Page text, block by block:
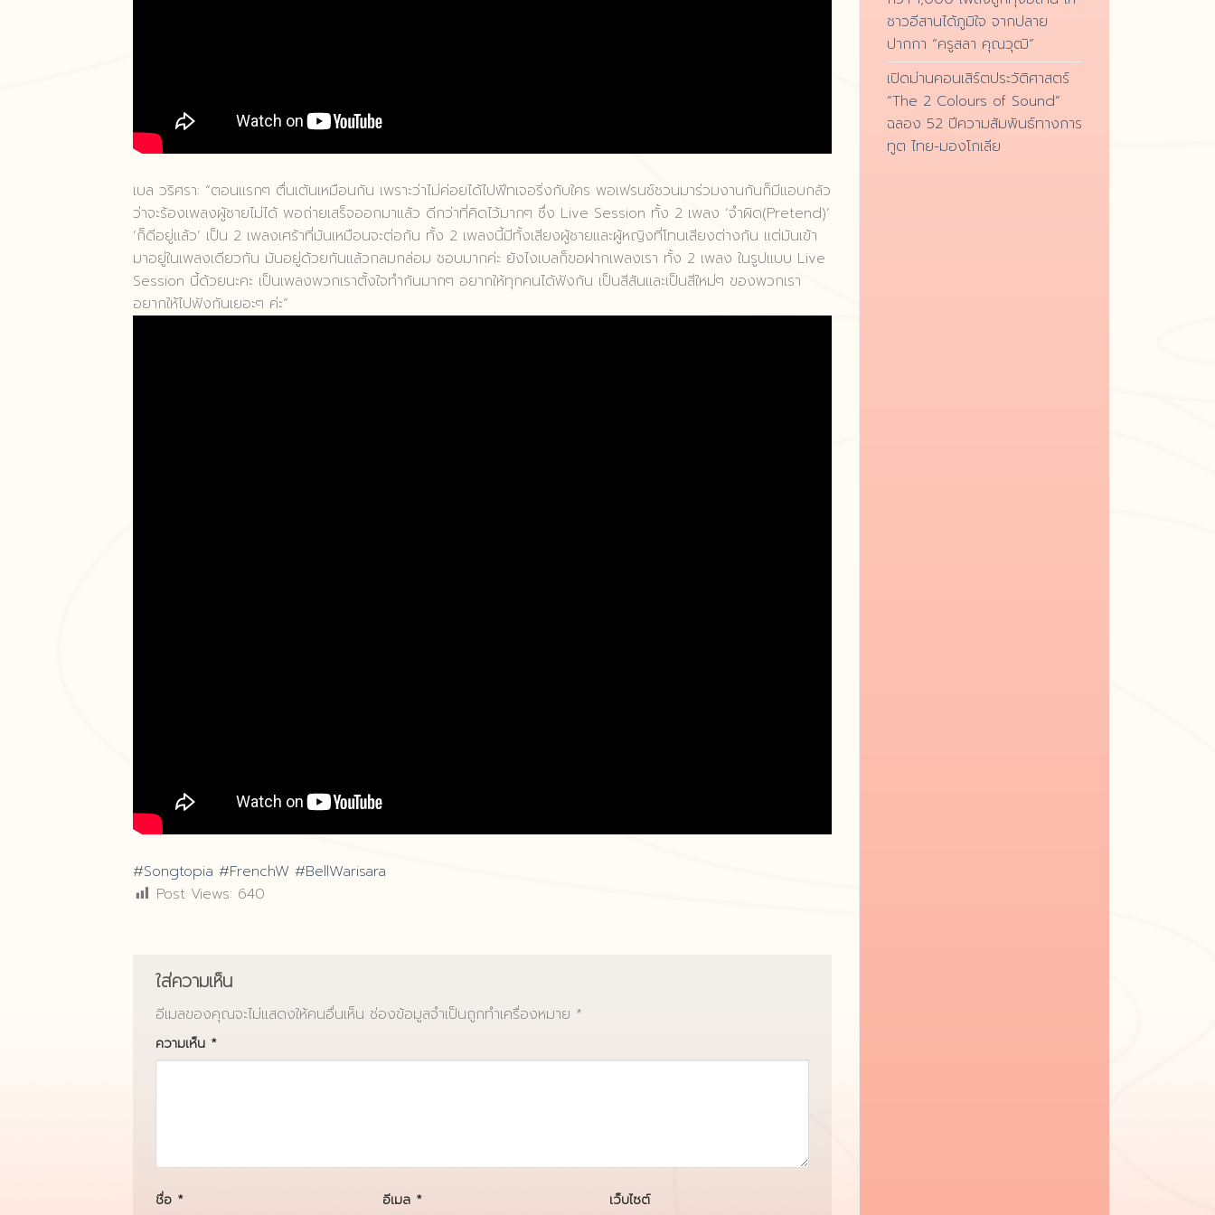
เบล วริศรา: “ตอนแรกๆ ตื่นเต้นเหมือนกัน เพราะว่าไม่ค่อยได้ไปฟีทเจอริ่งกับใคร พอเฟรนช์ชวนมาร่วมงานกันก็มีแอบกลัว
ว่าจะร้องเพลงผู้ชายไม่ได้ พอถ่ายเสร็จออกมาแล้ว ดีกว่าที่คิดไว้มากๆ ซึ่ง Live Session ทั้ง 2 เพลง ‘จำผิด(Pretend)’
‘ก็ดีอยู่แล้ว’ เป็น 2 เพลงเศร้าที่มันเหมือนจะต่อกัน ทั้ง 2 เพลงนี้มีทั้งเสียงผู้ชายและผู้หญิงที่โทนเสียงต่างกัน แต่มันเข้า
มาอยู่ในเพลงเดียวกัน มันอยู่ด้วยกันแล้วกลมกล่อม ชอบมากค่ะ ยังไงเบลก็ขอฝากเพลงเรา ทั้ง 2 เพลง ในรูปแบบ Live
Session นี้ด้วยนะคะ เป็นเพลงพวกเราตั้งใจทำกันมากๆ อยากให้ทุกคนได้ฟังกัน เป็นสีสันและเป็นสีใหม่ๆ ของพวกเรา
อยากให้ไปฟังกันเยอะๆ ค่ะ”
#Songtopia #FrenchW #BellWarisara
Post Views: 640
ใส่ความเห็น
อีเมลของคุณจะไม่แสดงให้คนอื่นเห็น ช่องข้อมูลจำเป็นถูกทำเครื่องหมาย *
ความเห็น *
ชื่อ * อีเมล * เว็บไซต์
ชาวอีสานได้ภูมิใจ จากปลาย
ปากกา “ครูสลา คุณวุฒิ”
เปิดม่านคอนเสิร์ตประวัติศาสตร์
“The 2 Colours of Sound”
ฉลอง 52 ปีความสัมพันธ์ทางการ
ทูต ไทย-มองโกเลีย